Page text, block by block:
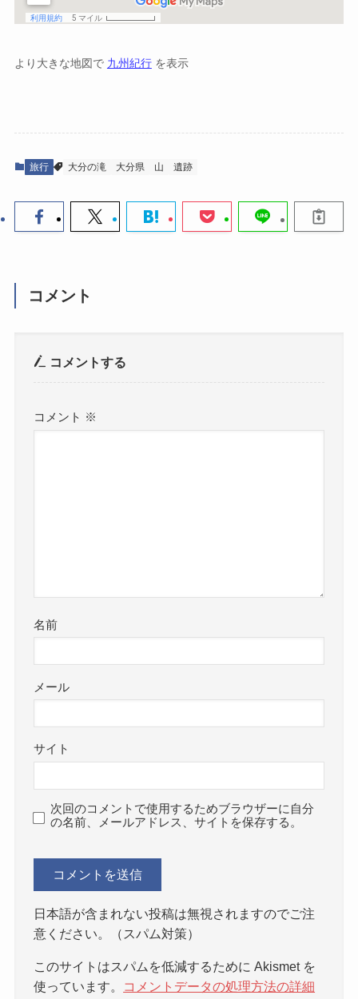
より大きな地図で 九州紀行を表示
旅行 大分の滝 大分県 山 遺跡
コメント
コメントする
コメント ※
名前
メール
サイト
次回のコメントで使用するためブラウザーに自分
の名前、メールアドレス、サイトを保存する。
日本語が含まれない投稿は無視されますのでご注
意ください。（スパム対策）
このサイトはスパムを低減するために Akismet を
使っています。
コメントデータの処理方法の詳細